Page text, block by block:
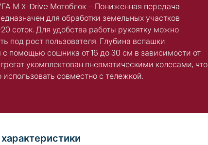
М X-Drive Мотоблок – Пониженная передача
для обработки земельных участков
соток. Для удобства работы рукоятку можно
под рост пользователя. Глубина вспашки
с помощью сошника от 16 до 30 см в зависимости от
укомплектован пневматическими колесами, что
использовать совместно с тележкой.